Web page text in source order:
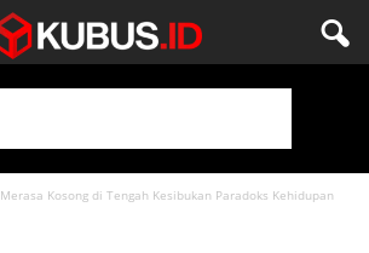
Merasa Kosong di Tengah Kesibukan Paradoks Kehidupan